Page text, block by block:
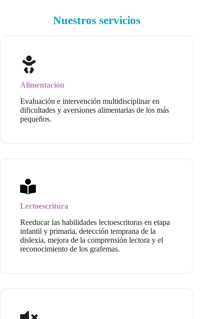
Nuestros servicios
Alimentación
Evaluación e intervención multidisciplinar en
dificultades y aversiones alimentarias de los más
pequeños.
Lectoescritura
Reeducar las habilidades lectoescritoras en etapa
infantil y primaria, detección temprana de la
dislexia, mejora de la comprensión lectora y el
reconocimiento de los grafemas.